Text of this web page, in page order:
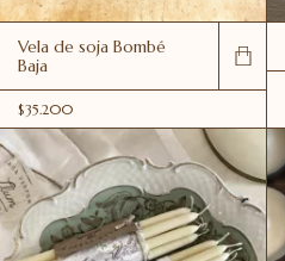
Vela de soja Bombé
Baja
$35.200